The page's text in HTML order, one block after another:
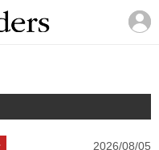
2026/08/05